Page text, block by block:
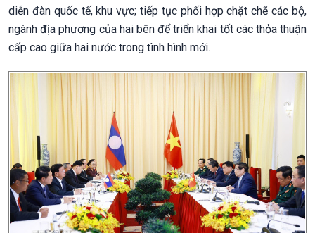
diễn đàn quốc tế, khu vực; tiếp tục phối hợp chặt chẽ các bộ,
ngành địa phương của hai bên để triển khai tốt các thỏa thuận
cấp cao giữa hai nước trong tình hình mới.